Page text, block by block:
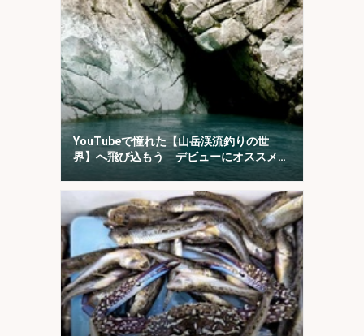
YouTubeで憧れた【山岳渓流釣りの世
界】へ飛び込もう デビューにオススメの